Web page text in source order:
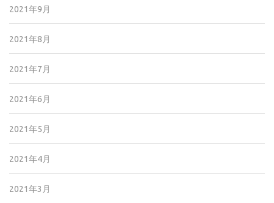
2021年9月
2021年8月
2021年7月
2021年6月
2021年5月
2021年4月
2021年3月